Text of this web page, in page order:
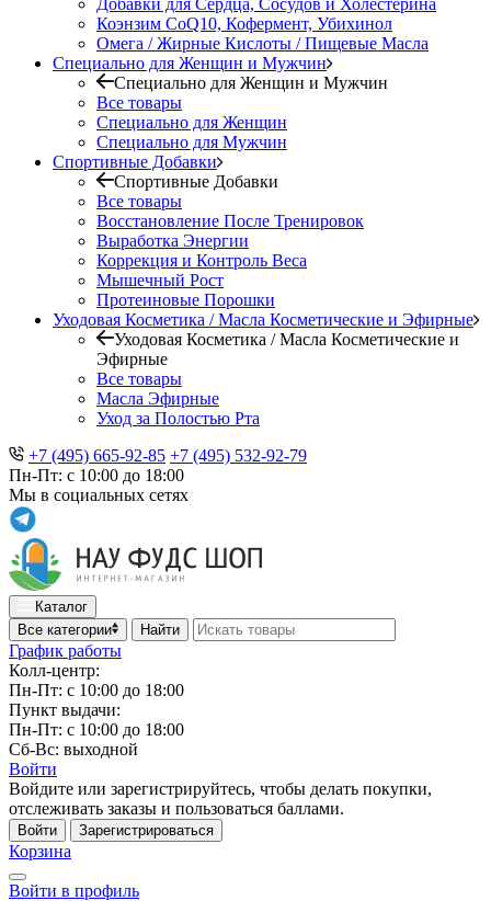
Добавки для Сердца, Сосудов и Холестерина
Коэнзим CoQ10, Кофермент, Убихинол
Омега / Жирные Кислоты / Пищевые Масла
Специально для Женщин и Мужчин
Специально для Женщин и Мужчин
Все товары
Специально для Женщин
Специально для Мужчин
Спортивные Добавки
Спортивные Добавки
Все товары
Восстановление После Тренировок
Выработка Энергии
Коррекция и Контроль Веса
Мышечный Рост
Протеиновые Порошки
Уходовая Косметика / Масла Косметические и Эфирные
Уходовая Косметика / Масла Косметические и
Эфирные
Все товары
Масла Эфирные
Уход за Полостью Рта
+7 (495) 665-92-85 +7 (495) 532-92-79
Пн-Пт: с 10:00 до 18:00
Мы в социальных сетях
Каталог
Все категории
Найти
График работы
Колл-центр:
Пн-Пт: с 10:00 до 18:00
Пункт выдачи:
Пн-Пт: с 10:00 до 18:00
Сб-Вс: выходной
Войти
Войдите или зарегистрируйтесь, чтобы делать покупки,
отслеживать заказы и пользоваться баллами.
Войти Зарегистрироваться
Корзина
Войти в профиль